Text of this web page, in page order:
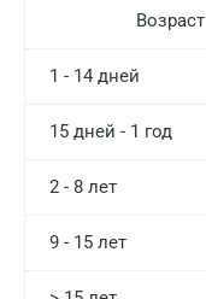
Возраст
1 - 14 дней
15 дней - 1 год
2 - 8 лет
9 - 15 лет